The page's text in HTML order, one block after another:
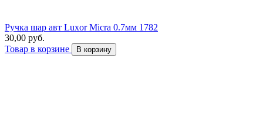
Ручка шар авт Luxor Micra 0.7мм 1782
30,00 руб.
Товар в корзине
В корзину